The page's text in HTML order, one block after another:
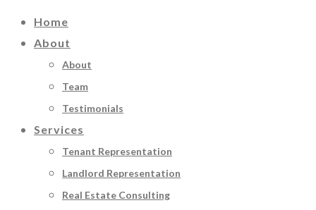
Home
About
About
Team
Testimonials
Services
Tenant Representation
Landlord Representation
Real Estate Consulting